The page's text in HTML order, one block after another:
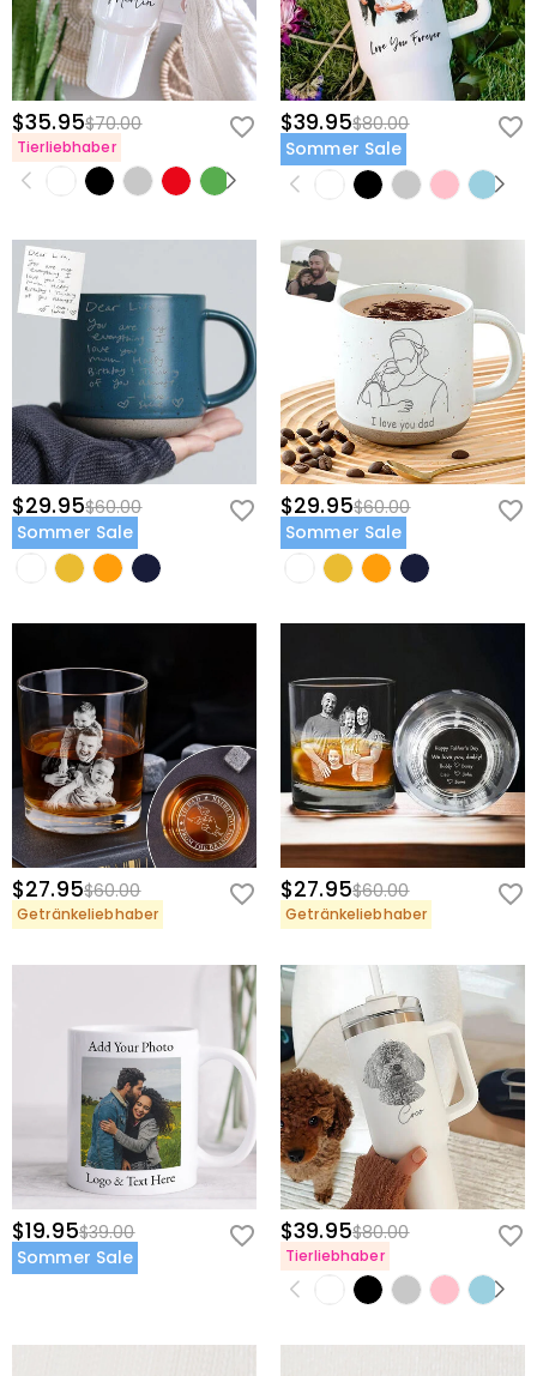
60 Tagen nach dem Lieferdatum gegen Erstattung des
Kaufpreises zurückgeben. Wenn Sie mehr wissen
möchten, sehen Sie sich bitte unser60-Tage-
Rückgaberechtan.
$35.95$70.00
Tierliebhaber
$39.95$80.00
Sommer Sale
$29.95$60.00
Sommer Sale
$29.95$60.00
Sommer Sale
$27.95$60.00
Getränkeliebhaber
$27.95$60.00
Getränkeliebhaber
$19.95$39.00
Sommer Sale
$39.95$80.00
Tierliebhaber